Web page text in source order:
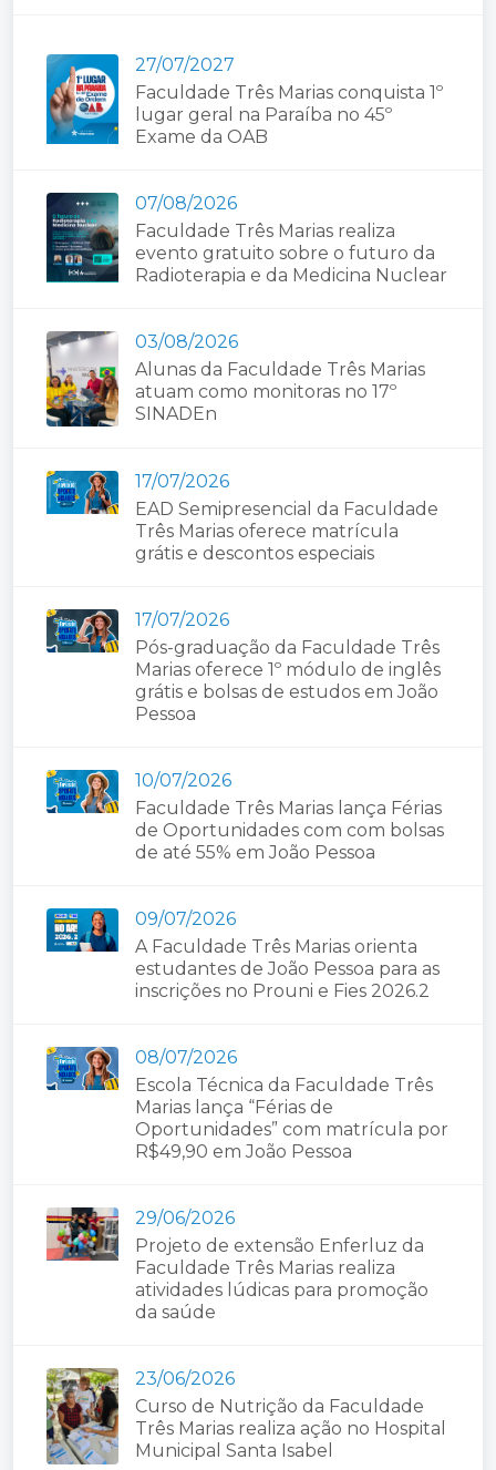
27/07/2027
Faculdade Três Marias conquista 1º
lugar geral na Paraíba no 45º
Exame da OAB
07/08/2026
Faculdade Três Marias realiza
evento gratuito sobre o futuro da
Radioterapia e da Medicina Nuclear
03/08/2026
Alunas da Faculdade Três Marias
atuam como monitoras no 17º
SINADEn
17/07/2026
EAD Semipresencial da Faculdade
Três Marias oferece matrícula
grátis e descontos especiais
17/07/2026
Pós-graduação da Faculdade Três
Marias oferece 1º módulo de inglês
grátis e bolsas de estudos em João
Pessoa
10/07/2026
Faculdade Três Marias lança Férias
de Oportunidades com com bolsas
de até 55% em João Pessoa
09/07/2026
A Faculdade Três Marias orienta
estudantes de João Pessoa para as
inscrições no Prouni e Fies 2026.2
08/07/2026
Escola Técnica da Faculdade Três
Marias lança “Férias de
Oportunidades” com matrícula por
R$49,90 em João Pessoa
29/06/2026
Projeto de extensão Enferluz da
Faculdade Três Marias realiza
atividades lúdicas para promoção
da saúde
23/06/2026
Curso de Nutrição da Faculdade
Três Marias realiza ação no Hospital
Municipal Santa Isabel